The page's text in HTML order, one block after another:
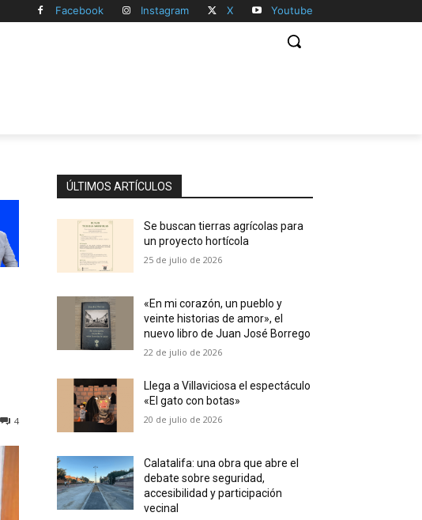
Facebook Instagram X Youtube
4
ÚLTIMOS ARTÍCULOS
Se buscan tierras agrícolas para
un proyecto hortícola
25 de julio de 2026
«En mi corazón, un pueblo y
veinte historias de amor», el
nuevo libro de Juan José Borrego
22 de julio de 2026
Llega a Villaviciosa el espectáculo
«El gato con botas»
20 de julio de 2026
Calatalifa: una obra que abre el
debate sobre seguridad,
accesibilidad y participación
vecinal